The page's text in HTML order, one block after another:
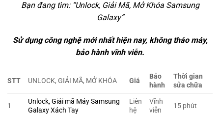
Bạn đang tìm: “Unlock, Giải Mã, Mở Khóa Samsung
Galaxy“
Sử dụng công nghệ mới nhất hiện nay, không tháo máy,
bảo hành vĩnh viễn.
STT UNLOCK, GIẢI MÃ, MỞ KHÓA Giá
Bảo
hành
Thời gian
sửa chữa
1
Unlock, Giải mã Máy Samsung
Galaxy Xách Tay
Liên
hệ
Vĩnh
viễn
15 phút